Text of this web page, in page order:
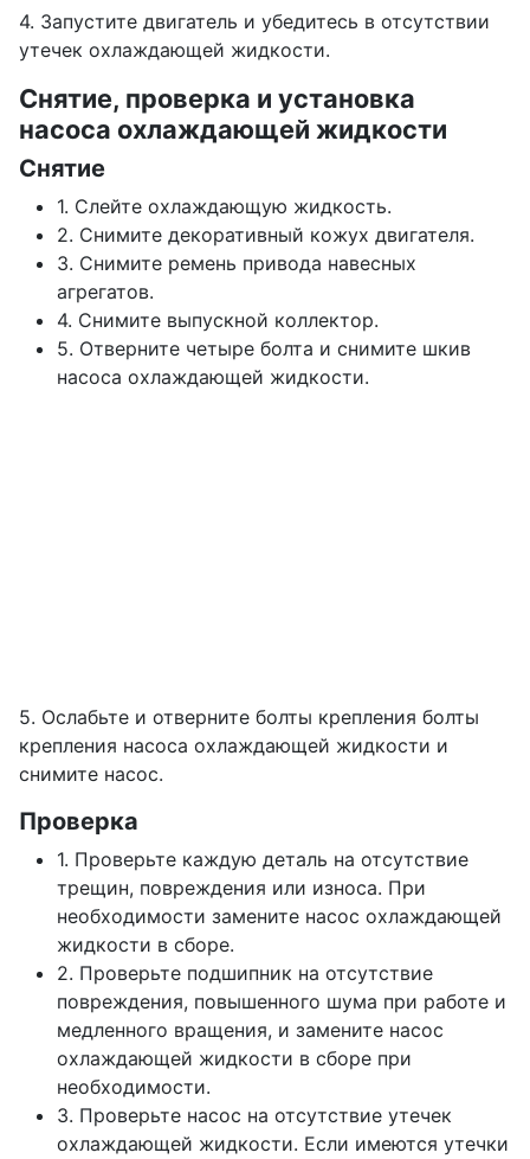
4. Запустите двигатель и убедитесь в отсутствии
утечек охлаждающей жидкости.
Снятие, проверка и установка
насоса охлаждающей жидкости
Снятие
1. Слейте охлаждающую жидкость.
2. Снимите декоративный кожух двигателя.
3. Снимите ремень привода навесных
агрегатов.
4. Снимите выпускной коллектор.
5. Отверните четыре болта и снимите шкив
насоса охлаждающей жидкости.
5. Ослабьте и отверните болты крепления болты
крепления насоса охлаждающей жидкости и
снимите насос.
Проверка
1. Проверьте каждую деталь на отсутствие
трещин, повреждения или износа. При
необходимости замените насос охлаждающей
жидкости в сборе.
2. Проверьте подшипник на отсутствие
повреждения, повышенного шума при работе и
медленного вращения, и замените насос
охлаждающей жидкости в сборе при
необходимости.
3. Проверьте насос на отсутствие утечек
охлаждающей жидкости. Если имеются утечки